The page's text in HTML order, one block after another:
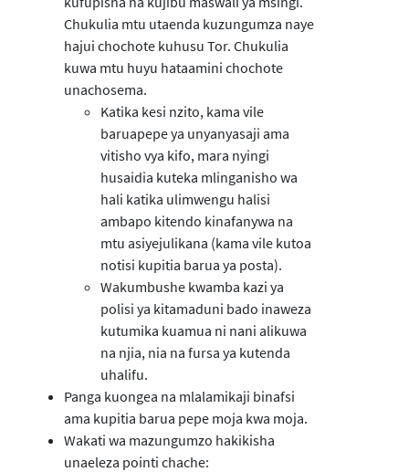
Chukulia mtu utaenda kuzungumza naye
hajui chochote kuhusu Tor. Chukulia
kuwa mtu huyu hataamini chochote
unachosema.
Katika kesi nzito, kama vile
baruapepe ya unyanyasaji ama
vitisho vya kifo, mara nyingi
husaidia kuteka mlinganisho wa
hali katika ulimwengu halisi
ambapo kitendo kinafanywa na
mtu asiyejulikana (kama vile kutoa
notisi kupitia barua ya posta).
Wakumbushe kwamba kazi ya
polisi ya kitamaduni bado inaweza
kutumika kuamua ni nani alikuwa
na njia, nia na fursa ya kutenda
uhalifu.
Panga kuongea na mlalamikaji binafsi
ama kupitia barua pepe moja kwa moja.
Wakati wa mazungumzo hakikisha
unaeleza pointi chache: